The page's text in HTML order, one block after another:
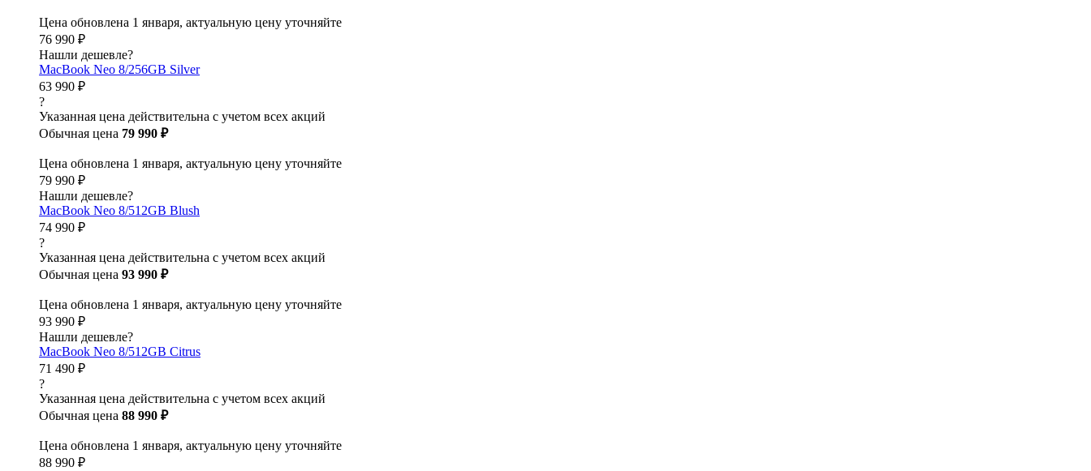
Цена обновлена 1 января, актуальную цену уточняйте
76 990 ₽
Нашли дешевле?
MacBook Neo 8/256GB Silver
63 990 ₽
?
Указанная цена действительна с учетом всех акций
Обычная цена 79 990 ₽
Цена обновлена 1 января, актуальную цену уточняйте
79 990 ₽
Нашли дешевле?
MacBook Neo 8/512GB Blush
74 990 ₽
?
Указанная цена действительна с учетом всех акций
Обычная цена 93 990 ₽
Цена обновлена 1 января, актуальную цену уточняйте
93 990 ₽
Нашли дешевле?
MacBook Neo 8/512GB Citrus
71 490 ₽
?
Указанная цена действительна с учетом всех акций
Обычная цена 88 990 ₽
Цена обновлена 1 января, актуальную цену уточняйте
88 990 ₽